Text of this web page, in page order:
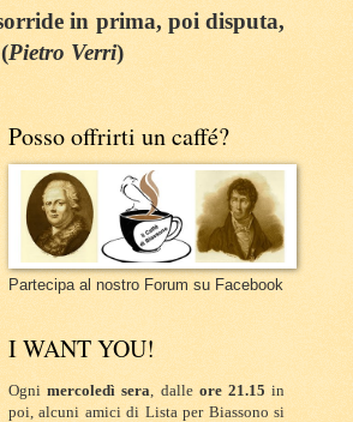
in prima, poi disputa,
Pietro Verri)
Posso offrirti un caffé?
Partecipa al nostro Forum su Facebook
I WANT YOU!
Ognimercoledì sera , dalle ore 21.15 in
poi, alcuni amici di Lista per Biassono si